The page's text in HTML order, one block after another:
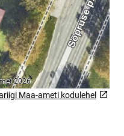
Maa-ameti kodulehel
page